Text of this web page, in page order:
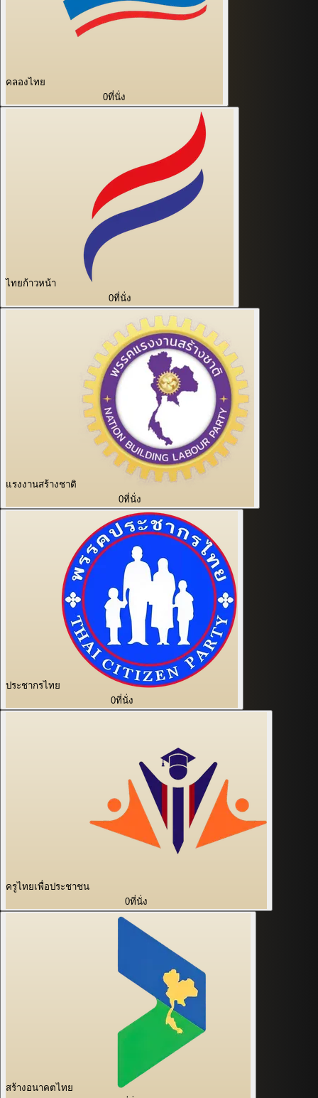
คลองไทย
0ที่นั่ง
ไทยก้าวหน้า
0ที่นั่ง
แรงงานสร้างชาติ
0ที่นั่ง
ประชากรไทย
0ที่นั่ง
ครูไทยเพื่อประชาชน
0ที่นั่ง
สร้างอนาคตไทย